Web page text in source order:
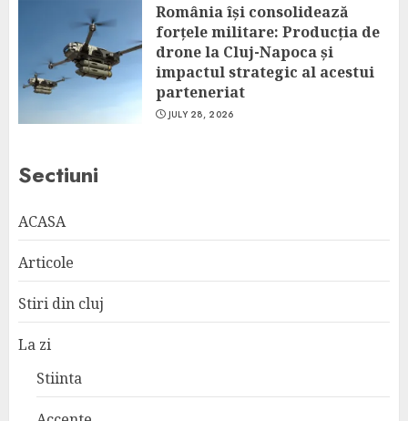
România își consolidează
forțele militare: Producția de
drone la Cluj-Napoca și
impactul strategic al acestui
parteneriat
JULY 28, 2026
Sectiuni
ACASA
Articole
Stiri din cluj
La zi
Stiinta